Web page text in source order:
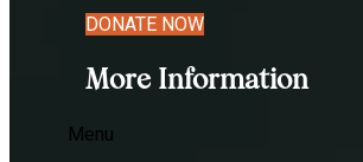
DONATE NOW
More Information
Menu